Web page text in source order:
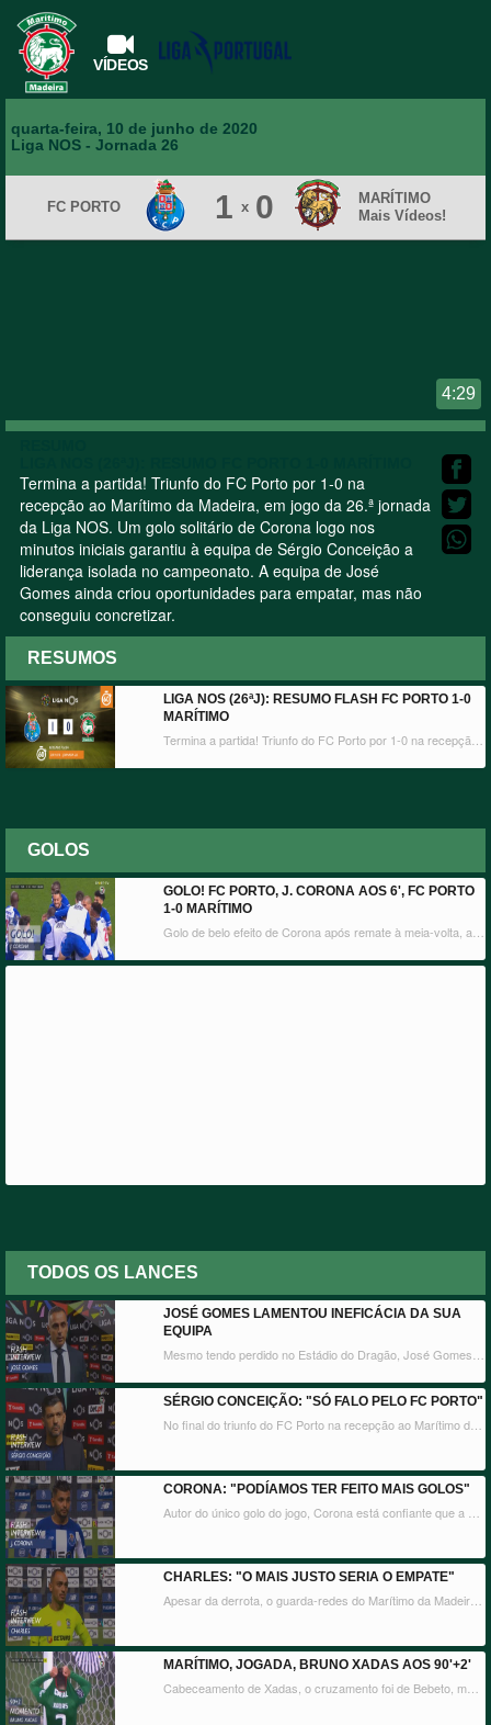
VÍDEOS
quarta-feira, 10 de junho de 2020
Liga NOS - Jornada 26
FC PORTO 1 x 0
MARÍTIMO
Mais Vídeos!
4:29
Termina a partida! Triunfo do FC Porto por 1-0 na
recepção ao Marítimo da Madeira, em jogo da 26.ª jornada
da Liga NOS. Um golo solitário de Corona logo nos
minutos iniciais garantiu à equipa de Sérgio Conceição a
liderança isolada no campeonato. A equipa de José
Gomes ainda criou oportunidades para empatar, mas não
conseguiu concretizar.
RESUMOS
LIGA NOS (26ªJ): RESUMO FLASH FC PORTO 1-0
MARÍTIMO
GOLOS
GOLO! FC PORTO, J. CORONA AOS 6', FC PORTO
1-0 MARÍTIMO
TODOS OS LANCES
JOSÉ GOMES LAMENTOU INEFICÁCIA DA SUA
EQUIPA
SÉRGIO CONCEIÇÃO: "SÓ FALO PELO FC PORTO"
CORONA: "PODÍAMOS TER FEITO MAIS GOLOS"
CHARLES: "O MAIS JUSTO SERIA O EMPATE"
MARÍTIMO, JOGADA, BRUNO XADAS AOS 90'+2'